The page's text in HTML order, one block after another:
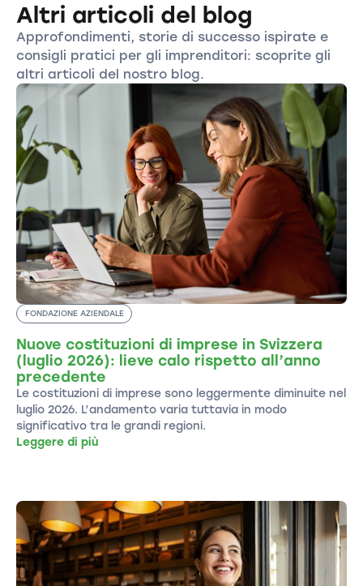
Altri articoli del blog
Approfondimenti, storie di successo ispirate e
consigli pratici per gli imprenditori: scoprite gli
altri articoli del nostro blog.
FONDAZIONE AZIENDALE
Nuove costituzioni di imprese in Svizzera
(luglio 2026): lieve calo rispetto all’anno
precedente
Le costituzioni di imprese sono leggermente diminuite nel
luglio 2026. L’andamento varia tuttavia in modo
significativo tra le grandi regioni.
Leggere di più